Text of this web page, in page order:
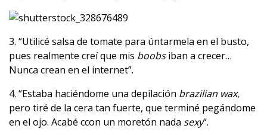
3. “Utilicé salsa de tomate para úntarmela en el busto,
pues realmente creí que mis boobsiban a crecer…
Nunca crean en el internet”.
4. “Estaba haciéndome una depilación brazilian wax,
pero tiré de la cera tan fuerte, que terminé pegándome
en el ojo. Acabé ccon un moretón nada sexy“.